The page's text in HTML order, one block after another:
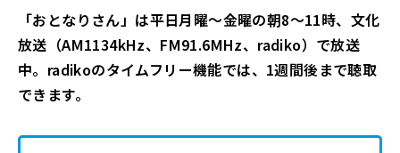
「おとなりさん」は平日月曜～金曜の朝8～11時、文化
放送（AM1134kHz、FM91.6MHz、radiko）で放送
中。radikoのタイムフリー機能では、1週間後まで聴取
できます。